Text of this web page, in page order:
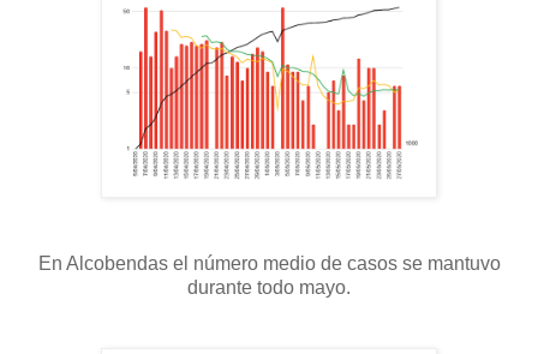
En Alcobendas el número medio de casos se mantuvo
durante todo mayo.